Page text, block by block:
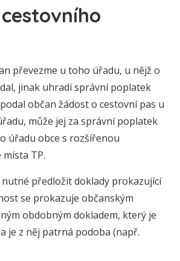
převezme u toho úřadu, u nějž o
jinak uhradí správní poplatek
občan žádost o cestovní pas u
může jej za správní poplatek
úřadu obce s rozšířenou
TP.
nutné předložit doklady prokazující
se prokazuje občanským
obdobným dokladem, který je
je z něj patrná podoba (např.